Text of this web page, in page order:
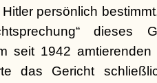
persönlich
dieses
seit 1942 amtierenden
das Gericht